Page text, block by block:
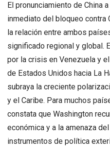
El pronunciamiento de China
inmediato del bloqueo contra
la relación entre ambos
significado regional y global.
por la crisis en Venezuela y
de Estados Unidos hacia La
subraya la creciente
y el Caribe. Para muchos
constata que Washington
económica y a la amenaza
instrumentos de política